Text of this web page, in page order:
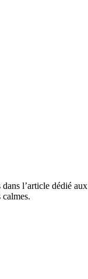
l’article dédié aux
calmes.